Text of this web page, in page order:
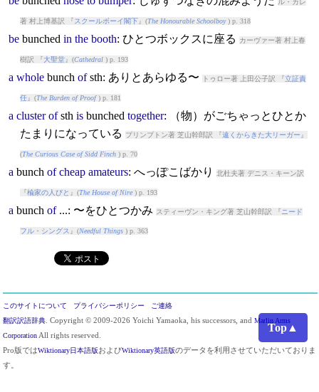
Top▲
ル・カレ
著 村上博基訳 『 スクールボーイ閣下 』(The Honourable Schoolboy) p. 318
be bunched in the booth: ひとつボックスに座る カーヴァー著 村上春
樹訳 『 大聖堂』(Cathedral) p. 193
a whole bunch ofsth: ありとあらゆる〜 トゥロー著 上田公子訳 『 立証責
任』(The Burden of Proof) p. 181
a cluster ofsth is bunched together: （物）がごちゃっとひとか
たまりになっている
プリンプトン著 芝山幹郎訳 『遠くからきた大リーガー 』
(The Curious Case of Sidd Finch) p. 70
a bunch of cheap amateurs: へっぽこばかり 北杜夫著 デニス・キーン訳
『楡家の人びと 』(The House of Nire) p. 193
a bunch of...: 〜をひとつかみ スティーヴン・キング著 芝山幹郎訳 『 ニード
フル・シングス 』(Needful Things) p. 363
このサイトについて プライバシーポリシー
ご連絡
翻訳訳語辞典 . Copyright © 2009-2026 Yoichi Yamaoka, his successors, and Marlin Arms
Corporation All rights reserved.
Pro版ではWiktionary日本語版およびWiktionary英語版のデータを利用させていただいておりま
す。